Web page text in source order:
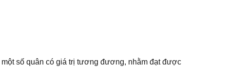
số quân có giá trị tương đương, nhằm đạt được